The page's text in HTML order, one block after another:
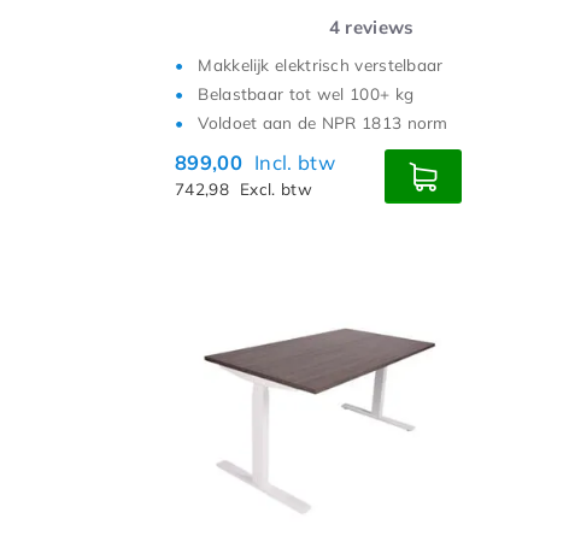
4 reviews
Makkelijk elektrisch verstelbaar
Belastbaar tot wel 100+ kg
Voldoet aan de NPR 1813 norm
899,00 Incl. btw
742,98 Excl. btw